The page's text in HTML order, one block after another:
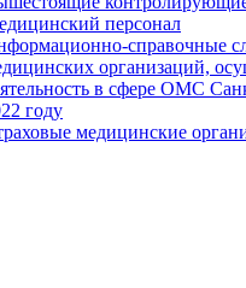
персонал
справочные
организаций,
в сфере ОМС
году
медицинские